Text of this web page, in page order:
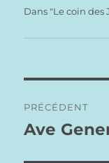
Dans "Le coin des
de
PRÉCÉDENT
Publication
Ave